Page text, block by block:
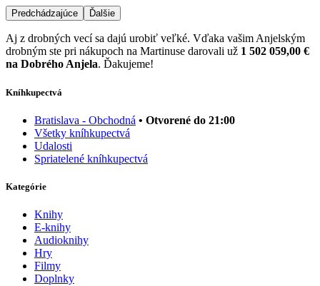
Predchádzajúce Ďalšie
Aj z drobných vecí sa dajú urobiť veľké. Vďaka vašim Anjelským
drobným ste pri nákupoch na Martinuse darovali už 1 502 059,00 €
na Dobrého Anjela. Ďakujeme!
Kníhkupectvá
Bratislava - Obchodná • Otvorené do 21:00
Všetky kníhkupectvá
Udalosti
Spriatelené kníhkupectvá
Kategórie
Knihy
E-knihy
Audioknihy
Hry
Filmy
Doplnky